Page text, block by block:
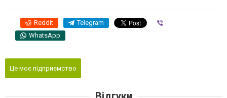
Reddit Telegram
WhatsApp
Це моє підприємство